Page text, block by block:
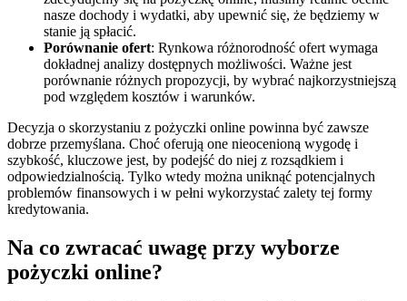
nasze dochody i wydatki, aby upewnić się, że będziemy w
stanie ją spłacić.
Porównanie ofert: Rynkowa różnorodność ofert wymaga
dokładnej analizy dostępnych możliwości. Ważne jest
porównanie różnych propozycji, by wybrać najkorzystniejszą
pod względem kosztów i warunków.
Decyzja o skorzystaniu z pożyczki online powinna być zawsze
dobrze przemyślana. Choć oferują one nieocenioną wygodę i
szybkość, kluczowe jest, by podejść do niej z rozsądkiem i
odpowiedzialnością. Tylko wtedy można uniknąć potencjalnych
problemów finansowych i w pełni wykorzystać zalety tej formy
kredytowania.
Na co zwracać uwagę przy wyborze
pożyczki online?